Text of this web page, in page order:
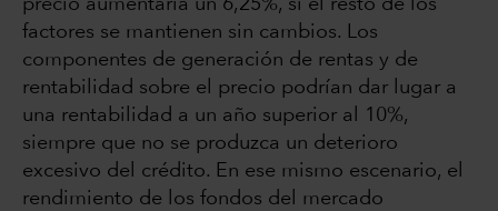
precio aumentaría un 6,25%, si el resto de los
factores se mantienen sin cambios. Los
componentes de generación de rentas y de
rentabilidad sobre el precio podrían dar lugar a
una rentabilidad a un año superior al 10%,
siempre que no se produzca un deterioro
excesivo del crédito. En ese mismo escenario, el
rendimiento de los fondos del mercado